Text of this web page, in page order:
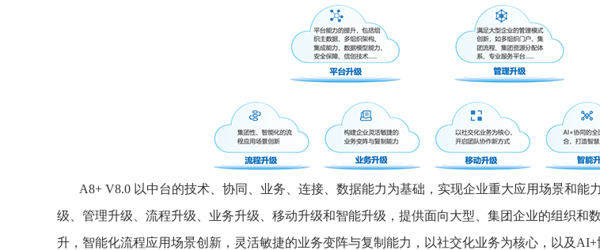
A8+ V8.0 以中台的技术、协同、业务、连接、数据能力为基础，实现企业重大应用场景和能
级、管理升级、流程升级、业务升级、移动升级和智能升级，提供面向大型、集团企业的组织和
升，智能化流程应用场景创新，灵活敏捷的业务变阵与复制能力，以社交化业务为核心，以及